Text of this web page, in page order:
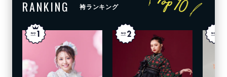
RANKING 袴ランキング